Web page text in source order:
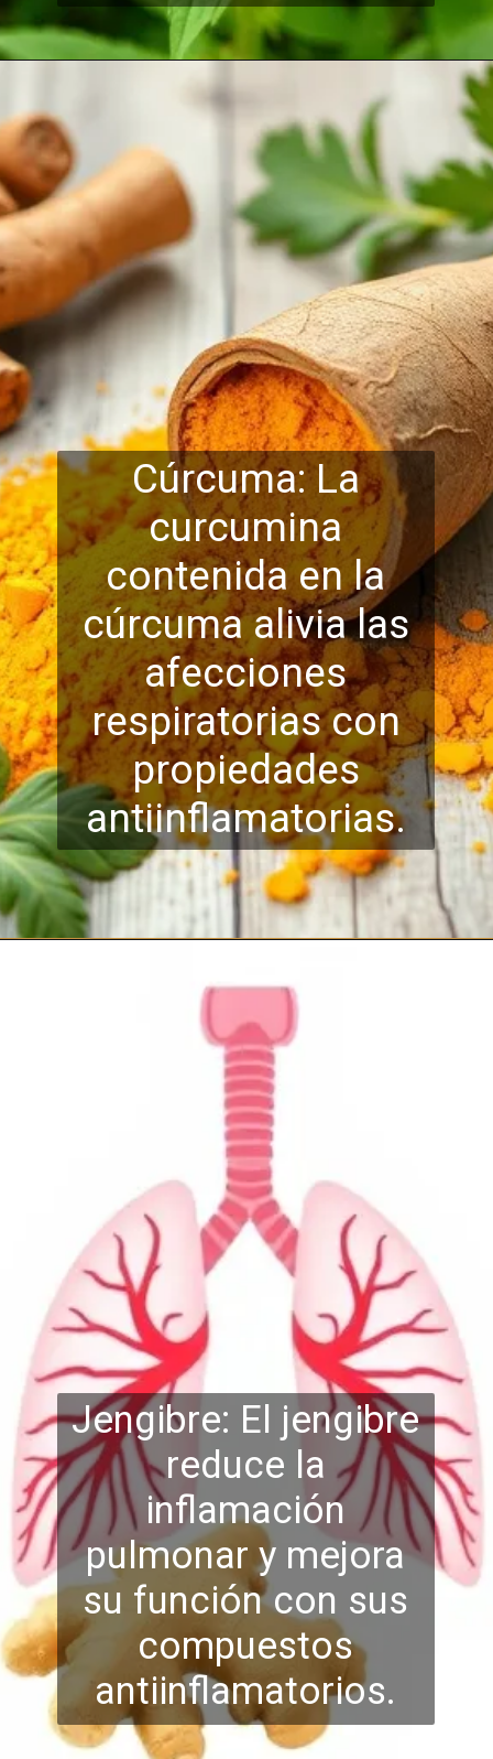
Cúrcuma: La
curcumina
contenida en la
cúrcuma alivia las
afecciones
respiratorias con
propiedades
antiinflamatorias.
Jengibre: El jengibre
reduce la
inflamación
pulmonar y mejora
su función con sus
compuestos
antiinflamatorios.